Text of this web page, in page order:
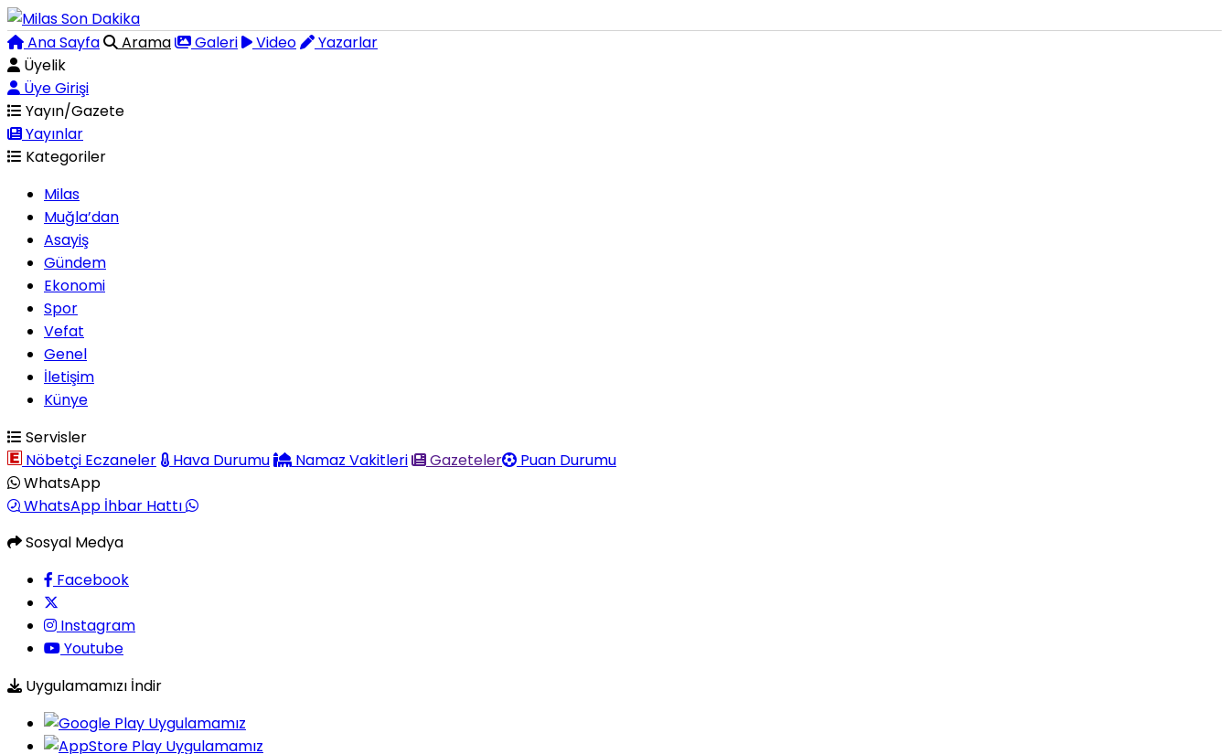
Ana Sayfa Arama Galeri Video
Yazarlar
Üyelik
Üye Girişi
Yayın/Gazete
Yayınlar
Kategoriler
Milas
Muğla’dan
Asayiş
Gündem
Ekonomi
Spor
Vefat
Genel
İletişim
Künye
Servisler
Nöbetçi Eczaneler
Hava Durumu Namaz Vakitleri Gazeteler
Puan Durumu
WhatsApp
WhatsApp İhbar Hattı
Sosyal Medya
Facebook
Instagram
Youtube
Uygulamamızı İndir